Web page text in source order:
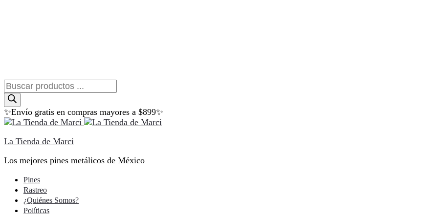
Búsqueda
de
productos
✨Envío gratis en compras mayores a $899✨
La Tienda de Marci
Los mejores pines metálicos de México
Pines
Rastreo
¿Quiénes Somos?
Políticas